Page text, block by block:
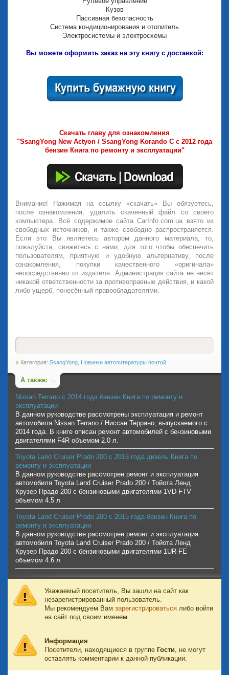
Кузов
Пассивная безопасность
Система кондиционирования и отопитель
Электросистемы и электросхемы
Вы можете оформить заказ на эту книгу с доставкой:
Скачать главу для ознакомления
"SsangYong New Actyon / SsangYong Korando C с 2012 года
бензин Книга по ремонту и эксплуатации"
Внимание! Нажимая на ссылку «скачать» Вы обязуетесь,
после ознакомления, удалить скаченный файл со своего
компьютера. Всё содержимое сайта CarInfo.com.ua взято из
свободных источников, и также свободно распространяется.
Если это Вы являетесь автором данного материала, то,
пожалуйста, свяжитесь с нами, для того чтобы обеспечить
пользователям, приятную и удобную альтернативу, после
ознакомления, покупки качественного «оригинала»
непосредственно от издателя. Администрация сайта не несёт
никакой ответственности за противоправные действия, и какой
либо ущерб, понесённый правообладателями.
Категория: SsangYong Новинки автолитературы почтой
А также:
Nissan Terrano с 2014 года бензин Книга по ремонту и
эксплуатации
В данном руководстве рассмотрены эксплуатация и ремонт
автомобиля Nissan Terrano / Ниссан Террано, выпускаемого с
2014 года. В книге описан ремонт автомобилей с бензиновыми
двигателями F4R объемом 2.0 л.
Toyota Land Cruiser Prado 200 с 2015 года дизель Книга по
ремонту и эксплуатации
В данном руководстве рассмотрен ремонт и эксплуатация
автомобиля Toyota Land Cruiser Prado 200 / Тойота Ленд
Крузер Прадо 200 с бензиновыми двигателями 1VD-FTV
объемом 4.5 л
Toyota Land Cruiser Prado 200 с 2015 года бензин Книга по
ремонту и эксплуатации
В данном руководстве рассмотрен ремонт и эксплуатация
автомобиля Toyota Land Cruiser Prado 200 / Тойота Ленд
Крузер Прадо 200 с бензиновыми двигателями 1UR-FE
объемом 4.6 л
Уважаемый посетитель, Вы зашли на сайт как
незарегистрированный пользователь.
Мы рекомендуем Вам зарегистрироваться либо войти
на сайт под своим именем.
Информация
Посетители, находящиеся в группе Гости, не могут
оставлять комментарии к данной публикации.